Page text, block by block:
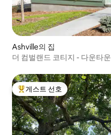
Ashville의 집
더 컴벌랜드 코티지 - 다운타운
상위 게스트 선호
게스트 선호